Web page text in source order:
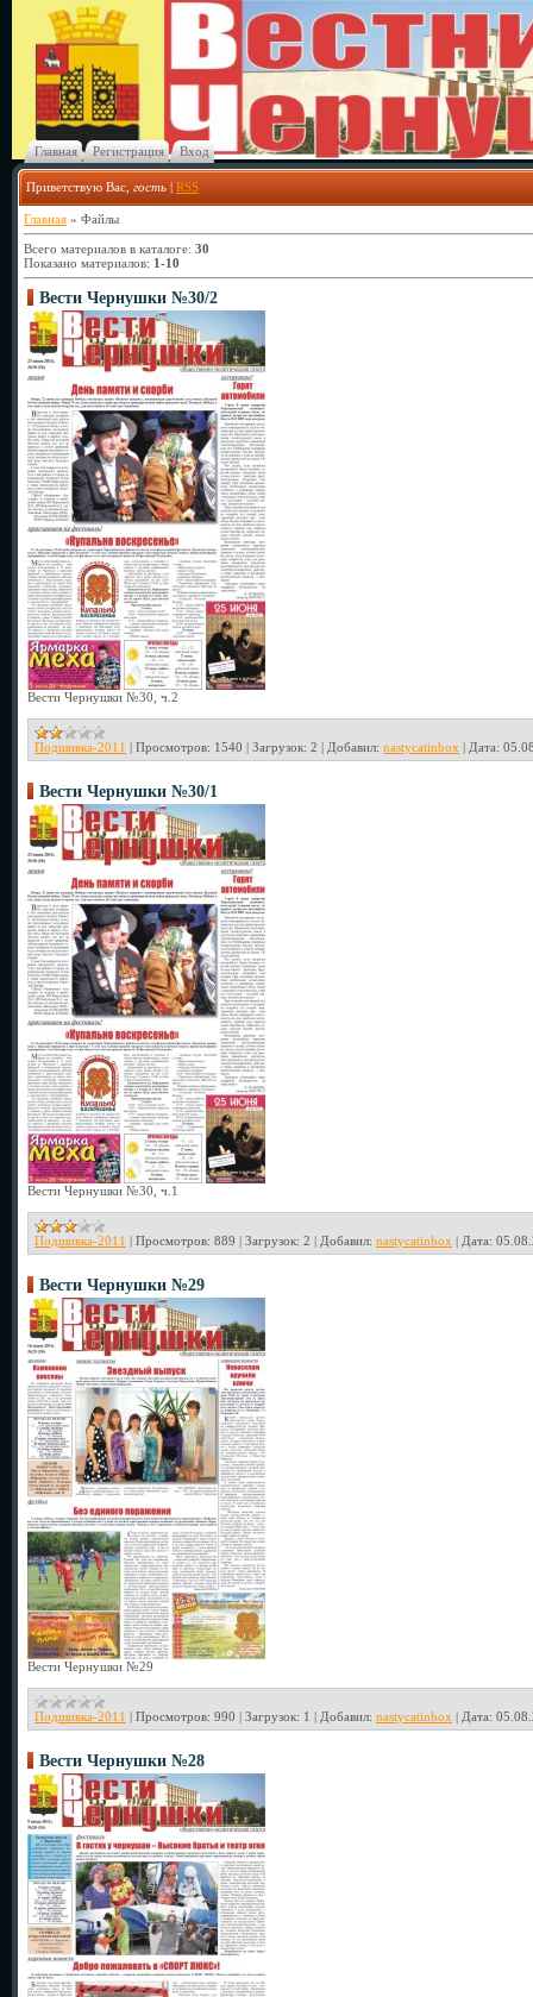
Главная Регистрация Вход
Приветствую Вас гость | RSS
Главная » Файлы
Всего материалов в каталоге: 30
Показано материалов: 1-10
Вести Чернушки №30/2
Вести Чернушки №30, ч.2
Подшивка-2011 | Просмотров: 1540 | Загрузок: 2 | Добавил: nastycatinbox | Дата:
Вести Чернушки №30/1
Вести Чернушки №30, ч.1
Подшивка-2011 | Просмотров: 889 | Загрузок: 2 | Добавил: nastycatinbox | Дата:
Вести Чернушки №29
Вести Чернушки №29
Подшивка-2011 | Просмотров: 990 | Загрузок: 1 | Добавил: nastycatinbox | Дата:
Вести Чернушки №28